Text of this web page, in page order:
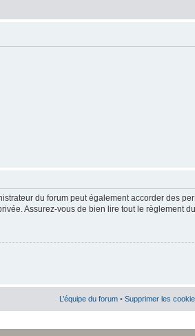
du forum peut également accorder des
Assurez-vous de bien lire tout le règlement
L’équipe du forum • Supprimer les